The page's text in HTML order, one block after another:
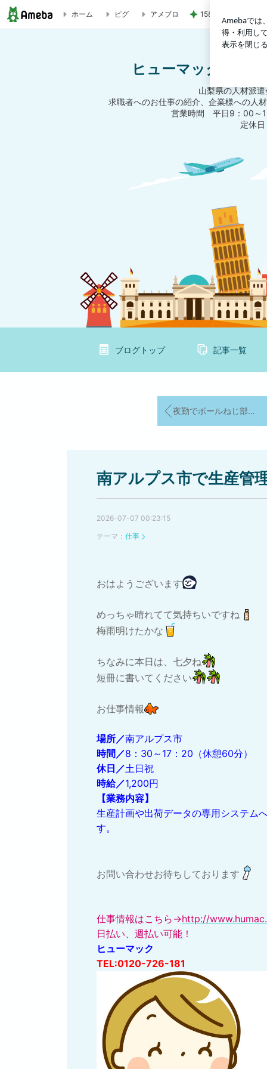
南アルプス市で生産管理事務 | ヒューマック お仕事紹介・
ホーム ピグ アメブロ 1580万円で日当た
ヒューマック お仕
山梨県の人材派
求職者へのお仕事の紹介、企業様への人
営業時間 平日9：00～
定休
ブログトップ 記事一覧
夜勤でボールねじ部品の測定検査
南アルプス市で生産管
2026-07-07 00:23:15
テーマ： 仕事
おはようございます
めっちゃ晴れてて気持ちいですね
梅雨明けたかな
ちなみに本日は、七夕ね
短冊に書いてください
お仕事情報
場所／南アルプス市
時間／8：30～17：20（休憩60分）
休日／土日祝
時給／1,200円
【業務内容】
生産計画や出荷データの専用システム
す。
お問い合わせお待ちしております
仕事情報はこちら→http://
日払い、週払い可能！
ヒューマック
TEL:0120-726-181